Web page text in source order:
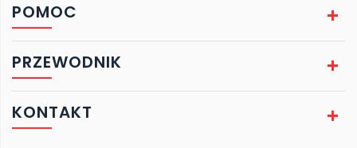
POMOC
PRZEWODNIK
KONTAKT